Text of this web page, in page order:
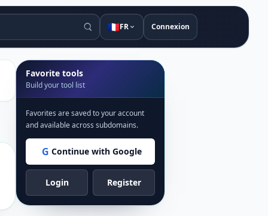
🇫🇷FR Connexion
Favorite tools
Build your tool list
Favorites are saved to your account
and available across subdomains.
G Continue with Google
Login Register